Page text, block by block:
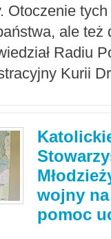
Otoczenie
ale też
Radiu
Kurii
wojny
pomoc